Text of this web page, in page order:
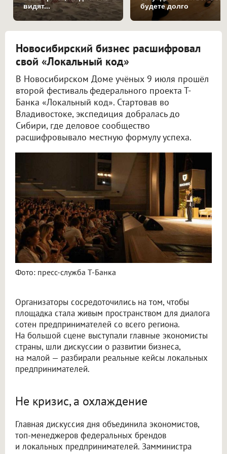
видят...
будете долго
Новосибирский бизнес расшифровал
свой «Локальный код»
В Новосибирском Доме учёных 9 июля прошёл
второй фестиваль федерального проекта Т-
Банка «Локальный код». Стартовав во
Владивостоке, экспедиция добралась до
Сибири, где деловое сообщество
расшифровывало местную формулу успеха.
Фото: пресс-служба Т-Банка
Организаторы сосредоточились на том, чтобы
площадка стала живым пространством для диалога
сотен предпринимателей со всего региона.
На большой сцене выступали главные экономисты
страны, шли дискуссии о развитии бизнеса,
на малой — разбирали реальные кейсы локальных
предпринимателей.
Не кризис, а охлаждение
Главная дискуссия дня объединила экономистов,
топ-менеджеров федеральных брендов
и локальных предпринимателей. Замминистра